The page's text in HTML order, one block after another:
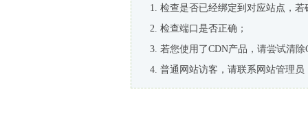
检查是否已经绑定到对应站点，
检查端口是否正确；
若您使用了CDN产品，请尝试清除
普通网站访客，请联系网站管理员